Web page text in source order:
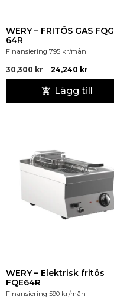
WERY – FRITÖS GAS FQG
64R
Finansiering 795 kr/mån
30,300kr 24,240 kr
Lägg till
WERY – Elektrisk fritös
FQE64R
Finansiering 590 kr/mån